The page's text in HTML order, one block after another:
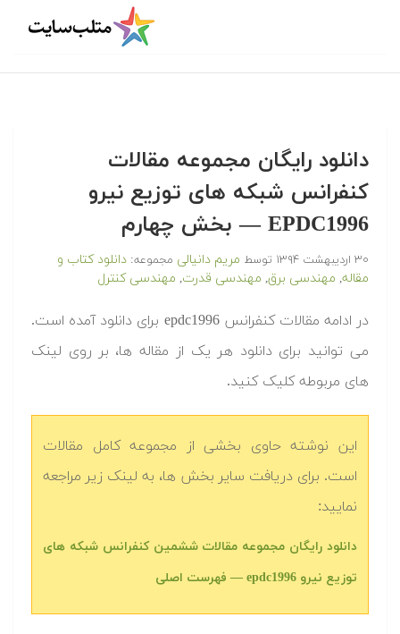
دانلود رایگان مجموعه مقالات
کنفرانس شبکه های توزیع نیرو
EPDC1996 — بخش چهارم
۳۰ اردیبهشت ۱۳۹۴ توسط مریم دانیالی مجموعه: دانلود کتاب و
مقاله, مهندسی برق, مهندسی قدرت, مهندسی کنترل
در ادامه مقالات کنفرانس epdc1996 برای دانلود آمده است.
می توانید برای دانلود هر یک از مقاله ها، بر روی لینک
های مربوطه کلیک کنید.
این نوشته حاوی بخشی از مجموعه کامل مقالات
است. برای دریافت سایر بخش ها، به لینک زیر مراجعه
نمایید:
دانلود رایگان مجموعه مقالات ششمین کنفرانس شبکه های
توزیع نیرو epdc1996 — فهرست اصلی